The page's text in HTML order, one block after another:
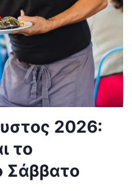
2026:
το
Σάββατο